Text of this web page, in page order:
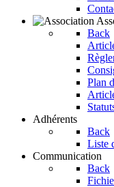
Back
Plan
Adhérents
Back
Liste
Communication
Back